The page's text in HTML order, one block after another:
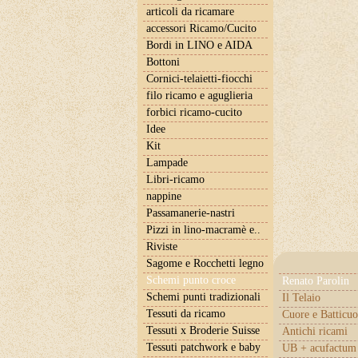
articoli da ricamare
accessori Ricamo/Cucito
Bordi in LINO e AIDA
Bottoni
Cornici-telaietti-fiocchi
filo ricamo e aguglieria
forbici ricamo-cucito
Idee
Kit
Lampade
Libri-ricamo
nappine
Passamanerie-nastri
Pizzi in lino-macramè e..
Riviste
Sagome e Rocchetti legno
Schemi punto croce
Renato Parolin
Il Telaio
Cuore e
Antichi ricami
UB +
Schemi punti tradizionali
Tessuti da ricamo
Tessuti x Broderie Suisse
Tessuti patchwork e baby